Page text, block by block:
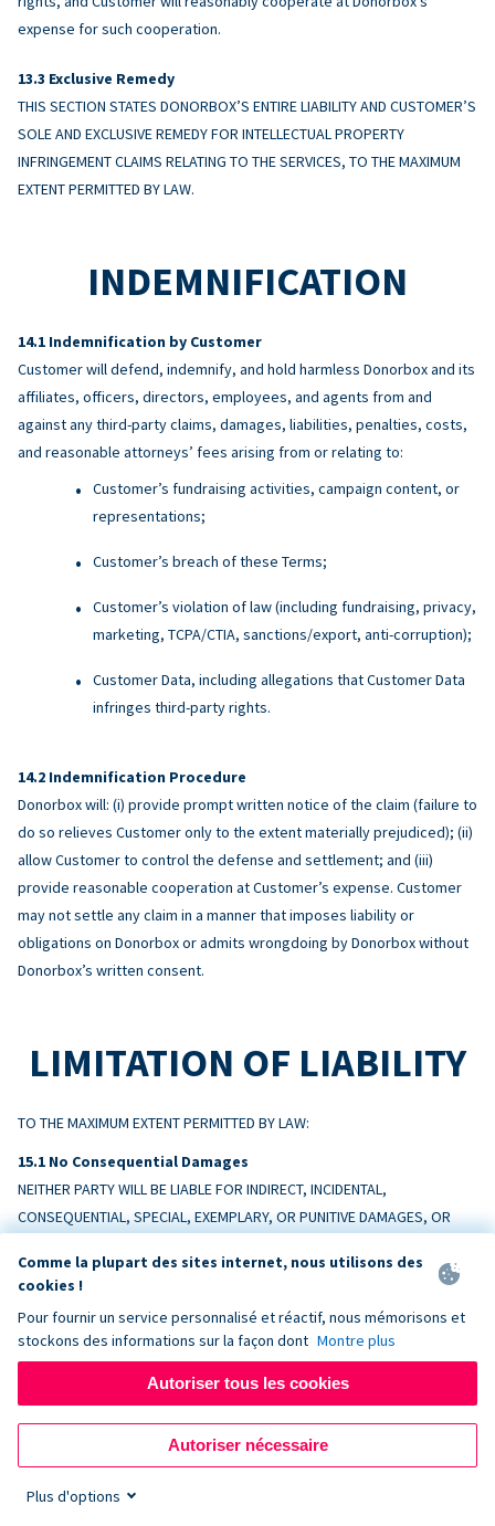
expense for such cooperation.
Exclusive Remedy
THIS SECTION STATES DONORBOX’S ENTIRE LIABILITY AND CUSTOMER’S
SOLE AND EXCLUSIVE REMEDY FOR INTELLECTUAL PROPERTY
INFRINGEMENT CLAIMS RELATING TO THE SERVICES, TO THE MAXIMUM
EXTENT PERMITTED BY LAW.
INDEMNIFICATION
Indemnification by Customer
Customer will defend, indemnify, and hold harmless Donorbox and its
affiliates, officers, directors, employees, and agents from and
against any third-party claims, damages, liabilities, penalties, costs,
and reasonable attorneys’ fees arising from or relating to:
Customer’s fundraising activities, campaign content, or
representations;
Customer’s breach of these Terms;
Customer’s violation of law (including fundraising, privacy,
marketing, TCPA/CTIA, sanctions/export, anti-corruption);
Customer Data, including allegations that Customer Data
infringes third-party rights.
Indemnification Procedure
Donorbox will: (i) provide prompt written notice of the claim (failure to
do so relieves Customer only to the extent materially prejudiced); (ii)
allow Customer to control the defense and settlement; and (iii)
provide reasonable cooperation at Customer’s expense. Customer
may not settle any claim in a manner that imposes liability or
obligations on Donorbox or admits wrongdoing by Donorbox without
Donorbox’s written consent.
LIMITATION OF LIABILITY
TO THE MAXIMUM EXTENT PERMITTED BY LAW:
No Consequential Damages
NEITHER PARTY WILL BE LIABLE FOR INDIRECT, INCIDENTAL,
CONSEQUENTIAL, SPECIAL, EXEMPLARY, OR PUNITIVE DAMAGES, OR
TO THIS AGREEMENT, EVEN IF ADVISED OF THE POSSIBILITY.
Liability Cap
DONORBOX’S TOTAL AGGREGATE LIABILITY ARISING OUT OF OR
RELATING TO THIS AGREEMENT WILL NOT EXCEED THE AMOUNTS PAID BY
CUSTOMER TO DONORBOX IN THE TWELVE (12) MONTHS PRECEDING
THE EVENT GIVING RISE TO THE CLAIM.
Nothing limits liability for: (a) amounts Customer owes Donorbox; (b)
Comme la plupart des sites internet, nous utilisons des
cookies !
Pour fournir un service personnalisé et réactif, nous mémorisons et
stockons des informations sur la façon dont Montre plus
Autoriser tous les cookies
Autoriser nécessaire
Plus d'options